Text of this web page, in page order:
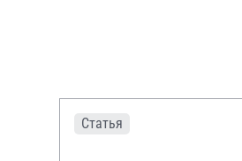
Статья